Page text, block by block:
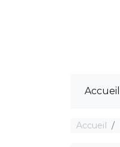
Accueil
Accueil